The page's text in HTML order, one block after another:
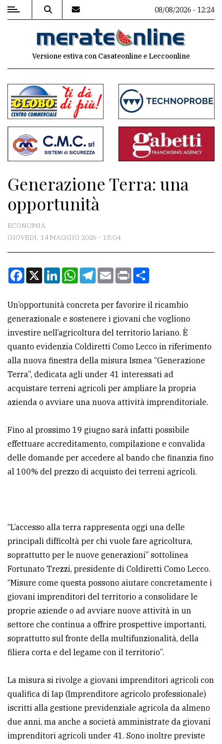
MENU
commenti
Contenuti
del
sito
Associazioni
Meteo
La
redazione
Scrivici
Per
la
tua
pubblicità
CERCA
per
comune
Ricerca
avanzata
TESTATE
PRIVACY
Privacy
policy
08/08/2026 - 12:24
Versione estiva con Casateonline e Leccoonline
Generazione Terra: una
opportunità
ECONOMIA
GIOVEDÌ, 14 MAGGIO 2026 - 15:04
Facebook
X LinkedInWhatsApp
Telegram
EmailPrint
Un’opportunità concreta per favorire il ricambio
generazionale e sostenere i giovani che vogliono
investire nell’agricoltura del territorio lariano. È
quanto evidenzia Coldiretti Como Lecco in riferimento
alla nuova finestra della misura Ismea “Generazione
Terra”, dedicata agli under 41 interessati ad
acquistare terreni agricoli per ampliare la propria
azienda o avviare una nuova attività imprenditoriale.
Fino al prossimo 19 giugno sarà infatti possibile
effettuare accreditamento, compilazione e convalida
delle domande per accedere al bando che finanzia fino
al 100% del prezzo di acquisto dei terreni agricoli.
“L’accesso alla terra rappresenta oggi una delle
principali difficoltà per chi vuole fare agricoltura,
soprattutto per le nuove generazioni” sottolinea
Fortunato Trezzi, presidente di Coldiretti Como Lecco.
“Misure come questa possono aiutare concretamente i
giovani imprenditori del territorio a consolidare le
proprie aziende o ad avviare nuove attività in un
settore che continua a offrire prospettive importanti,
soprattutto sul fronte della multifunzionalità, della
filiera corta e del legame con il territorio”.
La misura si rivolge a giovani imprenditori agricoli con
qualifica di Iap (Imprenditore agricolo professionale)
iscritti alla gestione previdenziale agricola da almeno
due anni, ma anche a società amministrate da giovani
imprenditori agricoli under 41. Sono inoltre previste